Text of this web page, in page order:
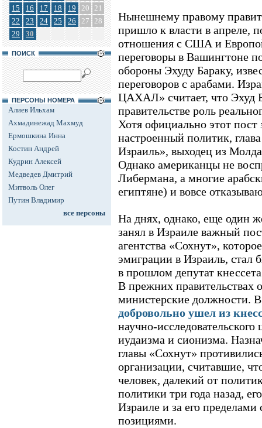
15
16 17 18 19 20 21
22
23 24 25 26 27 28
29
30
ПОИСК
ПЕРСОНЫ НОМЕРА
Алиев Ильхам
Ахмадинежад Махмуд
Ермошкина Инна
Костин Андрей
Кудрин Алексей
Медведев Дмитрий
Митволь Олег
Путин Владимир
все персоны
Нынешнему правому
пришло к власти в апреле,
отношения с США и
переговоры в Вашингтоне
обороны Эхуду Бараку,
переговоров с арабами.
ЦАХАЛ» считает, что Эхуд
правительстве роль
Хотя официально этот пост
настроенный политик,
Израиль», выходец из
Однако американцы не
Либермана, а многие
египтяне) и вовсе
На днях, однако, еще один
занял в Израиле важный
агентства «Сохнут»,
эмиграции в Израиль, стал
в прошлом депутат
В прежних правительствах
министерские должности.
добровольно ушел из
научно-
иудаизма и сионизма.
главы «Сохнут»
организации, считавшие,
человек, далекий от
политики три года назад,
Израиле и за его
позициями.